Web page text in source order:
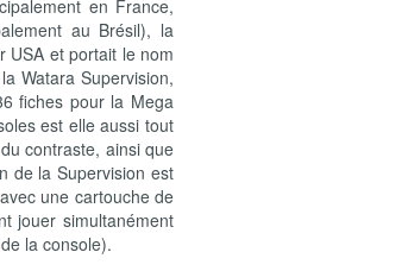
en France,
au Brésil), la
USA et portait le nom
Watara Supervision,
fiches pour la Mega
est elle aussi tout
contraste, ainsi que
de la Supervision est
une cartouche de
jouer simultanément
la console).